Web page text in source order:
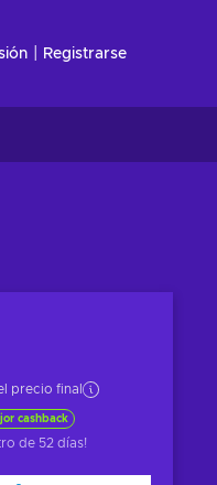
Registrarse
precio final
cashback
de 52 días!